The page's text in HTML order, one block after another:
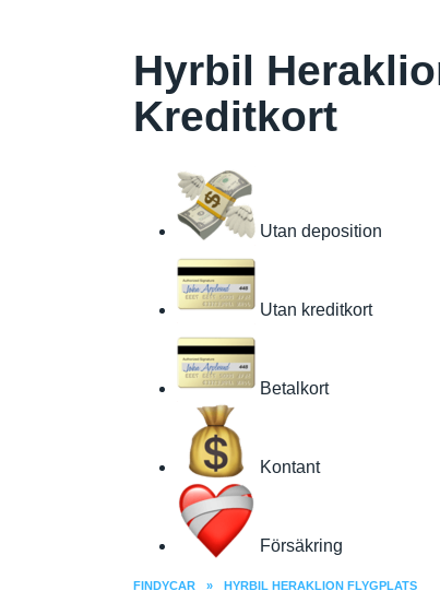
Hyrbil
Kreditkort
Utan deposition
Utan kreditkort
Betalkort
Kontant
Försäkring
FINDYCAR » HYRBIL HERAKLION FLYGPLATS